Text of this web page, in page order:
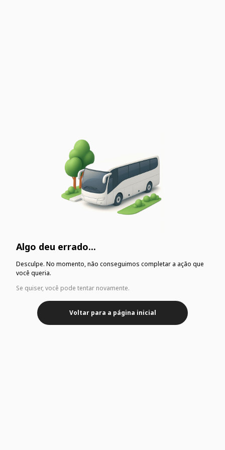
Algo deu errado...
Desculpe. No momento, não conseguimos completar a ação que
você queria.
Se quiser, você pode tentar novamente.
Voltar para a página inicial